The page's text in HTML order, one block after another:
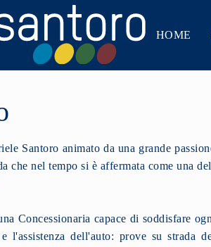
HOME
Santoro animato da una grande
che nel tempo si è affermata come una
Concessionaria capace di soddisfare
l'assistenza dell'auto: prove su strada